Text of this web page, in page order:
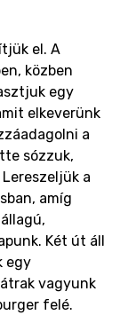
el. A
közben
egy
elkeverünk
a
sózzuk,
a
amíg
Két út áll
egy
vagyunk
felé.